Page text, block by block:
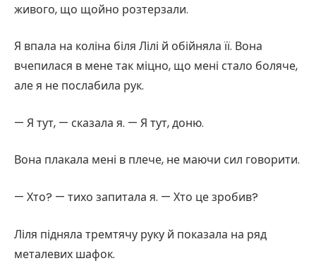
живого, що щойно розтерзали.
Я впала на коліна біля Лілі й обійняла її. Вона
вчепилася в мене так міцно, що мені стало боляче,
але я не послабила рук.
— Я тут, — сказала я. — Я тут, доню.
Вона плакала мені в плече, не маючи сил говорити.
— Хто? — тихо запитала я. — Хто це зробив?
Ліля підняла тремтячу руку й показала на ряд
металевих шафок.